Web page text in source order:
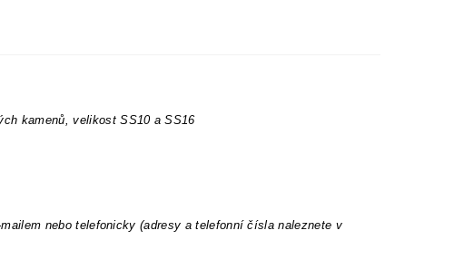
kamenů, velikost SS10 a SS16
nebo telefonicky (adresy a telefonní čísla naleznete v